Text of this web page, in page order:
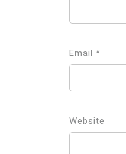
Email *
Website